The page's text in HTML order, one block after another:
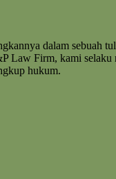
dalam
Firm, kami
hukum.